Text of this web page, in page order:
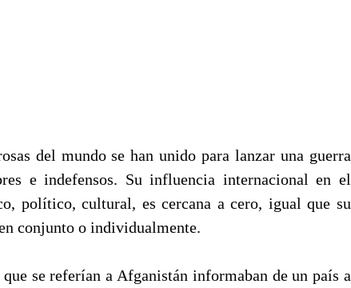
del mundo se han unido para lanzar una guerra
e indefensos. Su influencia internacional en el
político, cultural, es cercana a cero, igual que su
conjunto o individualmente.
se referían a Afganistán informaban de un país a